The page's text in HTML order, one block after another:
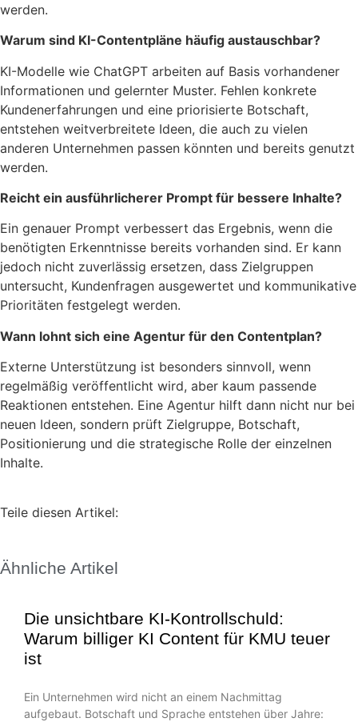
werden.
Warum sind KI-Contentpläne häufig austauschbar?
KI-Modelle wie ChatGPT arbeiten auf Basis vorhandener
Informationen und gelernter Muster. Fehlen konkrete
Kundenerfahrungen und eine priorisierte Botschaft,
entstehen weitverbreitete Ideen, die auch zu vielen
anderen Unternehmen passen könnten und bereits genutzt
werden.
Reicht ein ausführlicherer Prompt für bessere Inhalte?
Ein genauer Prompt verbessert das Ergebnis, wenn die
benötigten Erkenntnisse bereits vorhanden sind. Er kann
jedoch nicht zuverlässig ersetzen, dass Zielgruppen
untersucht, Kundenfragen ausgewertet und kommunikative
Prioritäten festgelegt werden.
Wann lohnt sich eine Agentur für den Contentplan?
Externe Unterstützung ist besonders sinnvoll, wenn
regelmäßig veröffentlicht wird, aber kaum passende
Reaktionen entstehen. Eine Agentur hilft dann nicht nur bei
neuen Ideen, sondern prüft Zielgruppe, Botschaft,
Positionierung und die strategische Rolle der einzelnen
Inhalte.
Teile diesen Artikel:
Ähnliche Artikel
Die unsichtbare KI-Kontrollschuld:
Warum billiger KI Content für KMU teuer
ist
Ein Unternehmen wird nicht an einem Nachmittag
aufgebaut. Botschaft und Sprache entstehen über Jahre: